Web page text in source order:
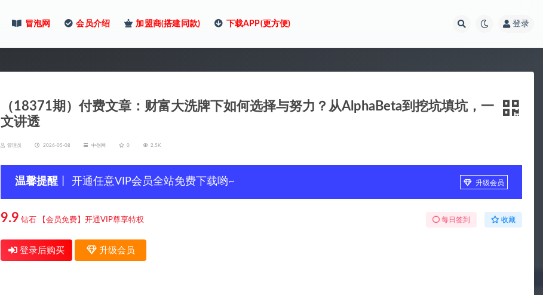
冒泡网 会员介绍 加盟商(搭建同款) 下载APP(更方便) 登录
（18371期）付费文章：财富大洗牌下如何选择与努力？从AlphaBeta到挖坑填坑，一
文讲透
管理员 2026-05-08 中创网 0 2.5K
温馨提醒 丨 开通任意VIP会员全站免费下载哟~ 升级会员
9.9 钻石 【会员免费】开通VIP尊享特权 每日签到 收藏
登录后购买 升级会员